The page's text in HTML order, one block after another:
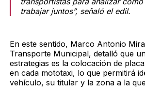
trabajar juntos”, señaló el edil.
En este sentido, Marco Antonio
Transporte Municipal, detalló que
estrategias es la colocación de
en cada mototaxi, lo que permitirá
vehículo, su titular y la zona a la